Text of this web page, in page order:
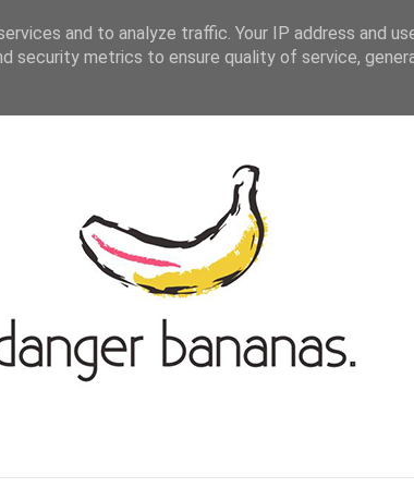
BLOGROLL KONTAKT
and to analyze traffic. Your IP address and
security metrics to ensure quality of service,